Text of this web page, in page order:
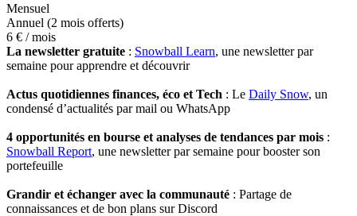
Mensuel
Annuel (2 mois offerts)
6 € / mois
La newsletter gratuite : Snowball Learn, une newsletter par
semaine pour apprendre et découvrir
Actus quotidiennes finances, éco et Tech : Le Daily Snow, un
condensé d’actualités par mail ou WhatsApp
4 opportunités en bourse et analyses de tendances par mois :
Snowball Report, une newsletter par semaine pour booster son
portefeuille
Grandir et échanger avec la communauté : Partage de
connaissances et de bon plans sur Discord